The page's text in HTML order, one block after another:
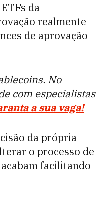
da
realmente
de aprovação
No
com especialistas
a sua vaga!
da própria
o processo de
facilitando